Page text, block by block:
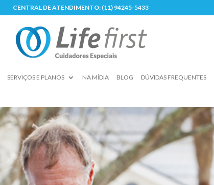
CENTRAL DE ATENDIMENTO: (11) 94245-5433
SERVIÇOS E PLANOS NA MÍDIA BLOG DÚVIDAS FREQUENTES